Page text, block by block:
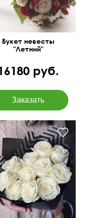
Букет невесты
"Летний"
руб.
50 см 30 см